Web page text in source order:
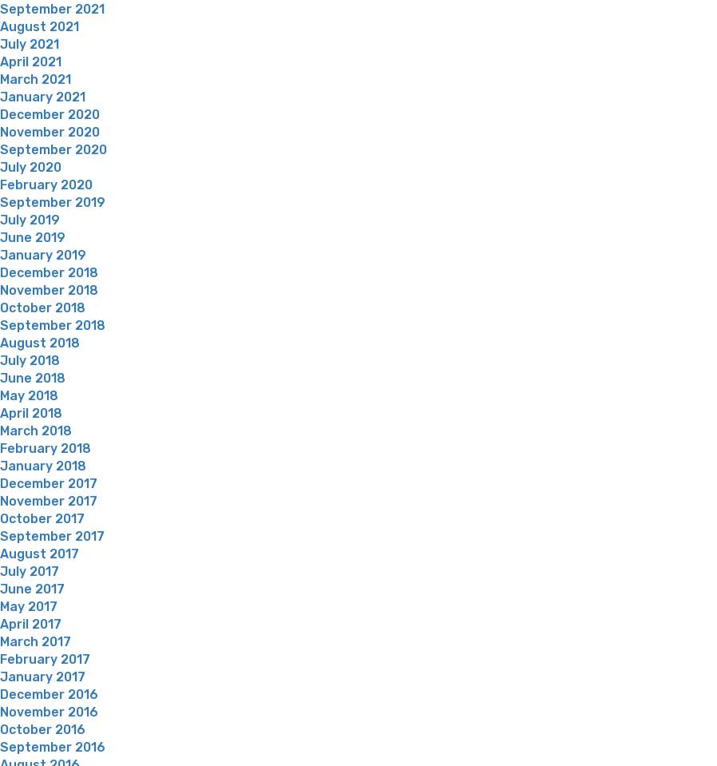
September 2021
August 2021
July 2021
April 2021
March 2021
January 2021
December 2020
November 2020
September 2020
July 2020
February 2020
September 2019
July 2019
June 2019
January 2019
December 2018
November 2018
October 2018
September 2018
August 2018
July 2018
June 2018
May 2018
April 2018
March 2018
February 2018
January 2018
December 2017
November 2017
October 2017
September 2017
August 2017
July 2017
June 2017
May 2017
April 2017
March 2017
February 2017
January 2017
December 2016
November 2016
October 2016
September 2016